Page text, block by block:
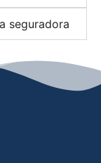
seguradora